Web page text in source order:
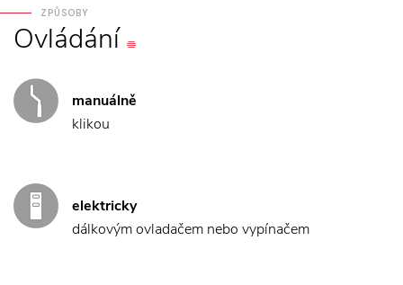
ZPŮSOBY
Ovládání
manuálně
klikou
elektricky
dálkovým ovladačem nebo vypínačem